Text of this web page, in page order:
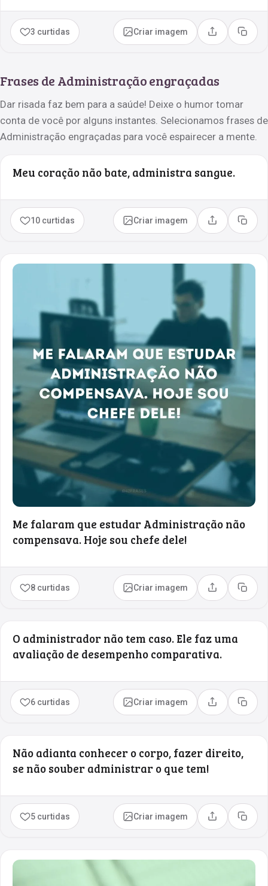
3 curtidas Criar imagem Compartilhar
Copiar
Frases de Administração engraçadas
Dar risada faz bem para a saúde! Deixe o humor tomar
conta de você por alguns instantes. Selecionamos frases de
Administração engraçadas para você espairecer a mente.
Meu coração não bate, administra sangue.
10 curtidas Criar imagem Compartilhar
Copiar
Me falaram que estudar Administração não
compensava. Hoje sou chefe dele!
8 curtidas Criar imagem Compartilhar
Copiar
O administrador não tem caso. Ele faz uma
avaliação de desempenho comparativa.
6 curtidas Criar imagem Compartilhar
Copiar
Não adianta conhecer o corpo, fazer direito,
se não souber administrar o que tem!
5 curtidas Criar imagem Compartilhar
Copiar